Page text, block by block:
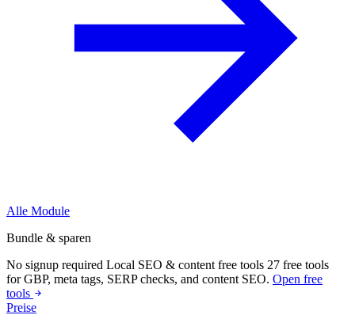
Alle Module
Bundle & sparen
No signup required Local SEO & content free tools 27 free tools
for GBP, meta tags, SERP checks, and content SEO. Open free
tools
Preise